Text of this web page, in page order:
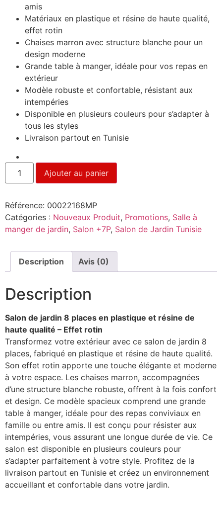
amis
Matériaux en plastique et résine de haute qualité,
effet rotin
Chaises marron avec structure blanche pour un
design moderne
Grande table à manger, idéale pour vos repas en
extérieur
Modèle robuste et confortable, résistant aux
intempéries
Disponible en plusieurs couleurs pour s’adapter à
tous les styles
Livraison partout en Tunisie
Ajouter au panier
Référence: 00022168MP
Catégories : Nouveaux Produit, Promotions, Salle à
manger de jardin, Salon +7P, Salon de Jardin Tunisie
Description Avis (0)
Description
Salon de jardin 8 places en plastique et résine de
haute qualité – Effet rotin
Transformez votre extérieur avec ce salon de jardin 8
places, fabriqué en plastique et résine de haute qualité.
Son effet rotin apporte une touche élégante et moderne
à votre espace. Les chaises marron, accompagnées
d’une structure blanche robuste, offrent à la fois confort
et design. Ce modèle spacieux comprend une grande
table à manger, idéale pour des repas conviviaux en
famille ou entre amis. Il est conçu pour résister aux
intempéries, vous assurant une longue durée de vie. Ce
salon est disponible en plusieurs couleurs pour
s’adapter parfaitement à votre style. Profitez de la
livraison partout en Tunisie et créez un environnement
accueillant et confortable dans votre jardin.